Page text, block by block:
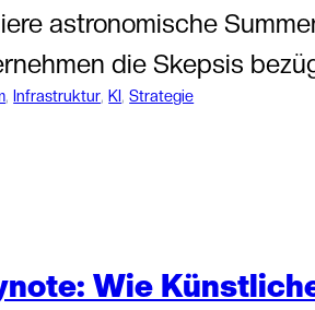
astronomische
die Skepsis
, Infrastruktur, KI, Strategie
Wie